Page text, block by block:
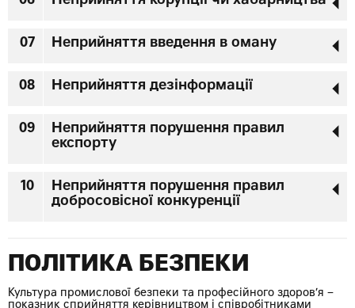
07 Неприйняття введення в оману
08 Неприйняття дезінформації
09
Неприйняття порушення правил
експорту
10
Неприйняття порушення правил
добросовісної конкуренції
ПОЛІТИКА БЕЗПЕКИ
Культура промислової безпеки та професійного здоров’я –
показник сприйняття керівництвом і співробітниками